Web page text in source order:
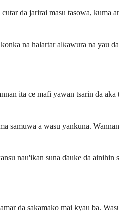
da jarirai masu tasowa, kuma
na halartar alƙawura na yau
ita ce mafi yawan tsarin da
a wasu yankuna.
nau'ikan suna ɗauke da ainihin
da sakamako mai kyau ba.